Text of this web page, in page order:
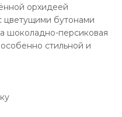
орхидеей
цветущими бутонами
шоколадно-персиковая
стильной и